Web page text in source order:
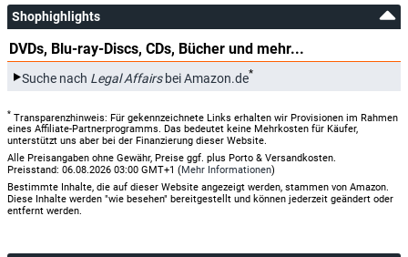
Shophighlights
DVDs, Blu-ray-Discs, CDs, Bücher und mehr...
Suche nach Legal Affairsbei Amazon.de*
* Transparenzhinweis: Für gekennzeichnete Links erhalten wir Provisionen im Rahmen
eines Affiliate-Partnerprogramms. Das bedeutet keine Mehrkosten für Käufer,
unterstützt uns aber bei der Finanzierung dieser Website.
Alle Preisangaben ohne Gewähr, Preise ggf. plus Porto & Versandkosten.
Preisstand: 06.08.2026 03:00 GMT+1 (Mehr Informationen)
Bestimmte Inhalte, die auf dieser Website angezeigt werden, stammen von Amazon.
Diese Inhalte werden "wie besehen" bereitgestellt und können jederzeit geändert oder
entfernt werden.